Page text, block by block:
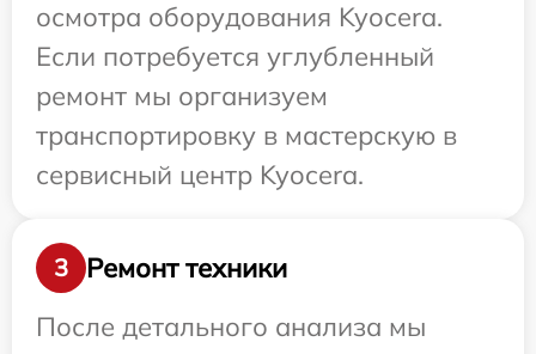
осмотра оборудования Kyocera.
Если потребуется углубленный
ремонт мы организуем
транспортировку в мастерскую в
сервисный центр Kyocera.
3
Ремонт техники
После детального анализа мы